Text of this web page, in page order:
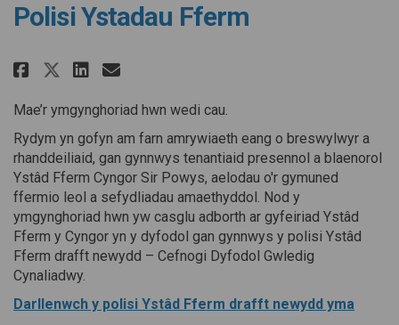
Polisi Ystadau Fferm
Rhannu Polisi Ystadau Fferm ar
Rhannu Polisi Ystadau
Rhannu Polisi Ystadau
E-bost Polisi Ystadau
Mae’r ymgynghoriad hwn wedi cau.
Rydym yn gofyn am farn amrywiaeth eang o breswylwyr a
rhanddeiliaid, gan gynnwys tenantiaid presennol a blaenorol
Ystâd Fferm Cyngor Sir Powys, aelodau o'r gymuned
ffermio leol a sefydliadau amaethyddol. Nod y
ymgynghoriad hwn yw casglu adborth ar gyfeiriad Ystâd
Fferm y Cyngor yn y dyfodol gan gynnwys y polisi Ystâd
Fferm drafft newydd – Cefnogi Dyfodol Gwledig
Cynaliadwy.
Darllenwch y polisi Ystâd Fferm drafft newydd yma